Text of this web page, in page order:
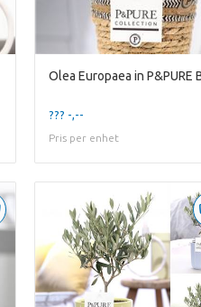
??? -,--
Pris per enhet